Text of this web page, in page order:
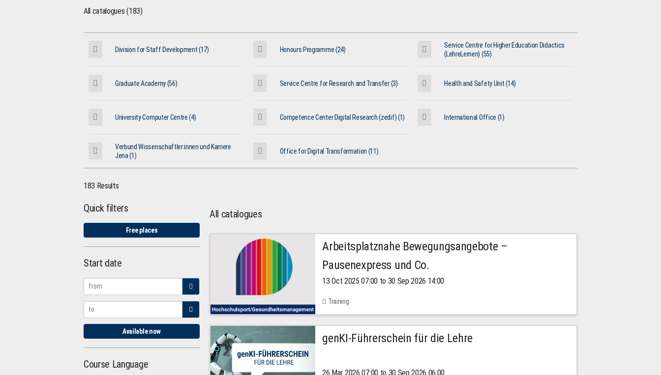
All catalogues (183)
Division for Staff Development (17) Honours Programme (24)
Service Centre for Higher Education Didactics
(LehreLernen) (55)
Graduate Academy (56) Service Centre for Research and Transfer (3) Health and Safety Unit (14)
University Computer Centre (4) Competence Center Digital Research (zedif) (1) International Office (1)
Verbund Wissenschaftler:innen und Karriere
Jena (1)
Office for Digital Transformation (11)
183 Results
Quick filters
Free places
Start date
Available now
Course Language
All catalogues
Arbeitsplatznahe Bewegungsangebote –
Pausenexpress und Co.
13 Oct 2025 07:00 to 30 Sep 2026 14:00
Training
genKI-Führerschein für die Lehre
26 Mar 2026 07:00 to 30 Sep 2026 06:00